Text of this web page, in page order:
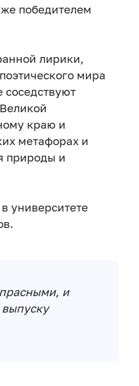
победителем
лирики,
мира
краю и
метафорах и
природы и
университете
и